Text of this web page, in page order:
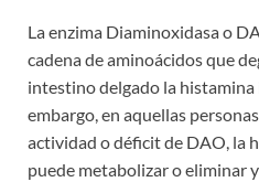
La enzima Diaminoxidasa o
cadena de aminoácidos que
intestino delgado la histamina
embargo, en aquellas
actividad o déficit de DAO, la
puede metabolizar o eliminar